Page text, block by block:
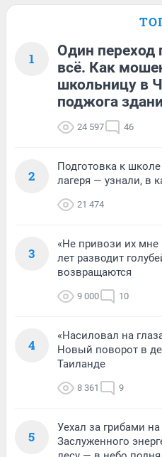
1
Один переход
всё. Как
школьницу в
поджога
24 597 46
2
Подготовка к
лагеря — узнали, в
21 474
3
«Не привози их мне
лет разводит
возвращаются
9 000 10
4
«Насиловал на
Новый поворот в
Таиланде
8 361 9
5
Уехал за грибами
Заслуженного